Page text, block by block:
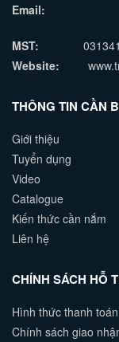
Email:
MST:
Website:
THÔNG TIN CẦN
Giới thiệu
Tuyển dụng
Video
Catalogue
Kiến thức cần nắm
Liên hệ
CHÍNH SÁCH HỖ
Hình thức thanh toán
Chính sách giao